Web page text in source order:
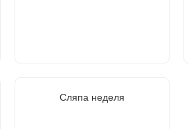
Сляпа неделя